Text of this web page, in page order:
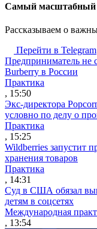
Cамый масштабный
Рассказываем о
Перейти в Telegram
Предприниматель не
Burberry в России
Практика
, 15:50
Экс-директора
условно по делу о
Практика
, 15:25
Wildberries запустит
хранения товаров
Практика
, 14:31
Суд в США обязал
детям в соцсетях
Международная
, 13:54